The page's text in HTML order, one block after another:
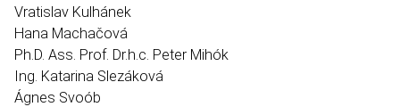
Vratislav Kulhánek
Hana Machačová
Ph.D. Ass. Prof. Dr.h.c. Peter Mihók
Ing. Katarina Slezáková
Ágnes Svoób